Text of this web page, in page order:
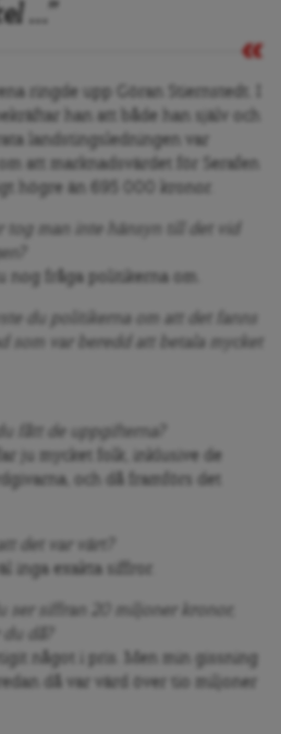
…”
ringde upp Göran Stiernstedt. I
han att både han själv och
landstingsledningen var
att marknadsvärdet för Serafen
högre än 695 000 kronor.
tog man inte hänsyn till det vid
nog fråga politikerna om.
du politikerna om att det fanns
som var beredd att betala mycket
fått de uppgifterna?
ju mycket folk, inklusive de
och då framförs det
det var värt?
inga exakta siffror.
ser siffran 20 miljoner kronor,
då?
något i pris. Men min gissning
då var värd över tio miljoner